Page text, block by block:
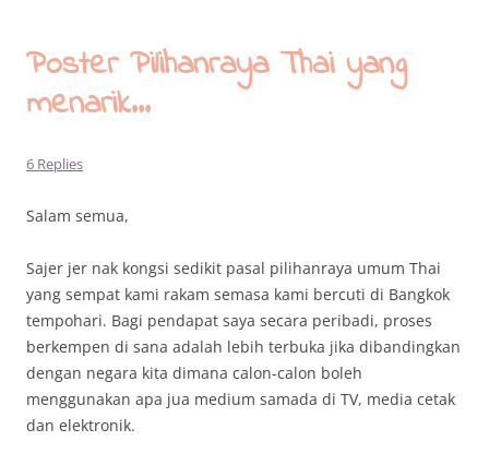
Poster Pilihanraya Thai yang
menarik…
6 Replies
Salam semua,
Sajer jer nak kongsi sedikit pasal pilihanraya umum Thai
yang sempat kami rakam semasa kami bercuti di Bangkok
tempohari. Bagi pendapat saya secara peribadi, proses
berkempen di sana adalah lebih terbuka jika dibandingkan
dengan negara kita dimana calon-calon boleh
menggunakan apa jua medium samada di TV, media cetak
dan elektronik.